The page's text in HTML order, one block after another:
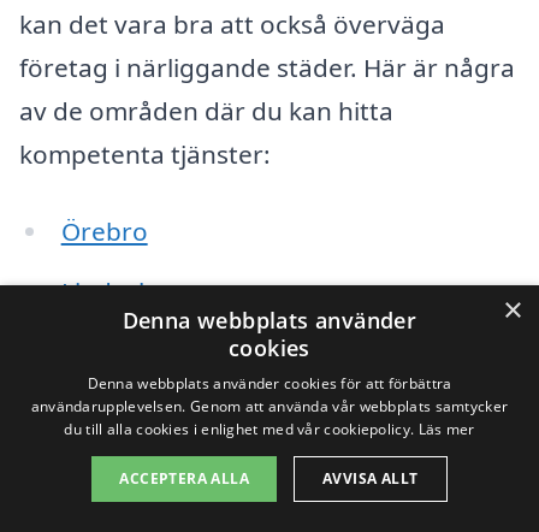
kan det vara bra att också överväga
företag i närliggande städer. Här är några
av de områden där du kan hitta
kompetenta tjänster:
Örebro
Lindesberg
Hällefors
Kumla
×
Denna webbplats använder
cookies
Denna webbplats använder cookies för att förbättra
användarupplevelsen. Genom att använda vår webbplats samtycker
du till alla cookies i enlighet med vår cookiepolicy. Läs mer
ACCEPTERA ALLA AVVISA ALLT